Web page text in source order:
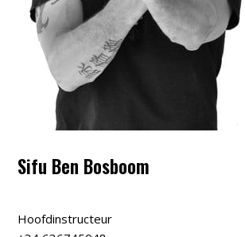
Sifu Ben Bosboom
Hoofdinstructeur